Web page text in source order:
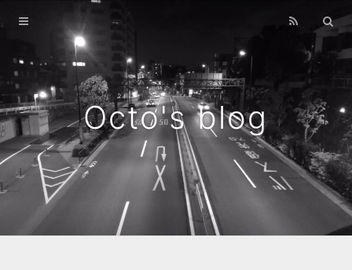
Octo's blog
Home
Archives